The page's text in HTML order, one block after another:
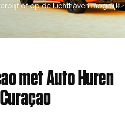
of op de luchthaven mogelijk
met Auto Huren